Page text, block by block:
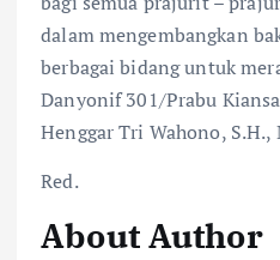
dalam mengembangkan
berbagai bidang untuk
Danyonif 301/Prabu
Henggar Tri Wahono, S.H.,
Red.
About Author